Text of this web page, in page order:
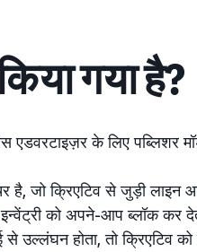
गया है?
एडवरटाइज़र के लिए पब्लिशर
है, जो क्रिएटिव से जुड़ी
को अपने-आप ब्लॉक कर
उल्लंघन होता, तो क्रिएटिव